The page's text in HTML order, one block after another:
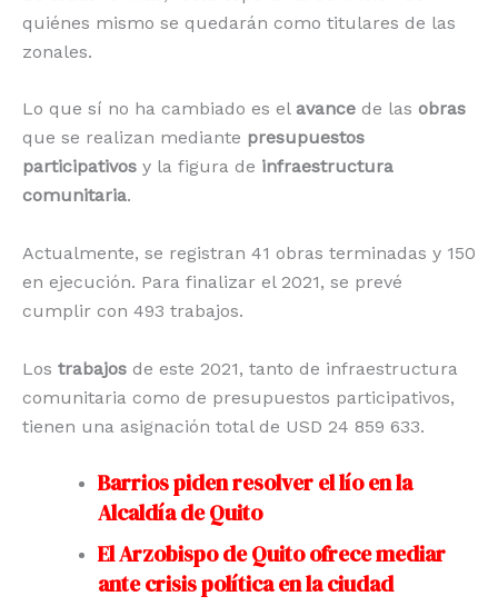
quiénes mismo se quedarán como titulares de las
zonales.
Lo que sí no ha cambiado es el avance de las obras
que se realizan mediante presupuestos
participativos y la figura de infraestructura
comunitaria.
Actualmente, se registran 41 obras terminadas y 150
en ejecución. Para finalizar el 2021, se prevé
cumplir con 493 trabajos.
Los trabajos de este 2021, tanto de infraestructura
comunitaria como de presupuestos participativos,
tienen una asignación total de USD 24 859 633.
Barrios piden resolver el lío en la
Alcaldía de Quito
El Arzobispo de Quito ofrece mediar
ante crisis política en la ciudad